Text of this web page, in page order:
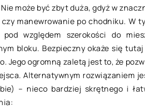
może być zbyt duża, gdyż w
manewrowanie po chodniku. W
pod względem szerokości do
bloku. Bezpieczny okaże się
Jego ogromną zaletą jest to, że
Alternatywnym rozwiązaniem
– nieco bardziej skrętnego i
11 kwietnia 2022
Oczyszczalnia ścieków –
dla początkującego
W oczyszczalni ścieków wyróżnia
kilka etapów oczyszczania, w
zależności od właściwości